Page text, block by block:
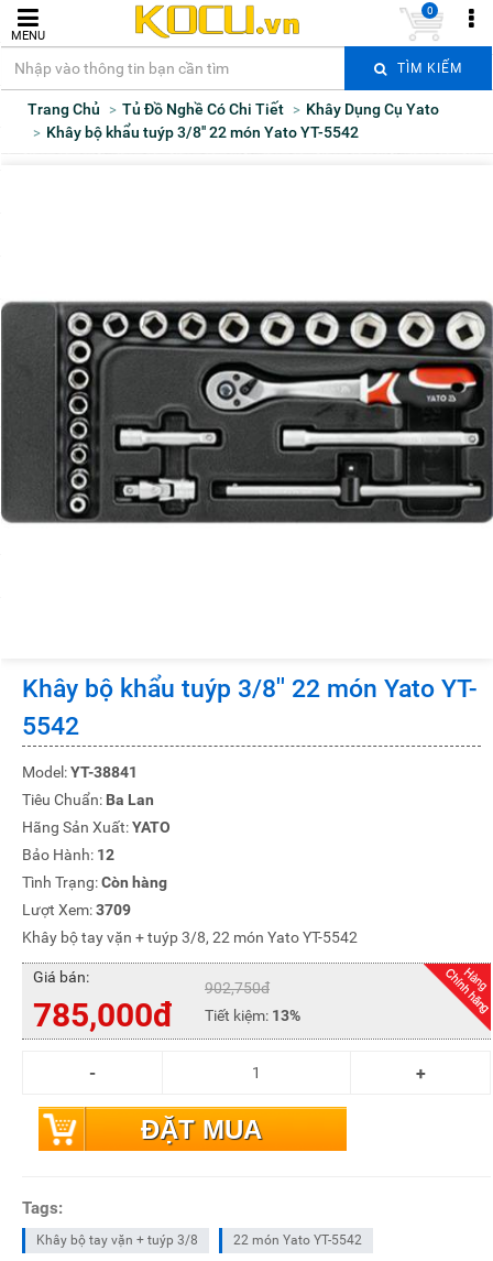
MENU
TÌM KIẾM
0
Trang Chủ Tủ Đồ Nghề Có Chi Tiết
Khây Dụng Cụ Yato
Khây bộ khẩu tuýp 3/8'' 22 món Yato YT-5542
Khây bộ khẩu tuýp 3/8'' 22 món Yato YT-
5542
Model:YT-38841
Tiêu Chuẩn: Ba Lan
Hãng Sản Xuất:YATO
Bảo Hành: 12
Tình Trạng:Còn hàng
Lượt Xem:3709
Khây bộ tay vặn + tuýp 3/8, 22 món Yato YT-5542
Giá bán:
785,000đ
902,750đ
Tiết kiệm: 13%
ĐẶT MUA
Tags:
Khây bộ tay vặn + tuýp 3/8 22 món Yato YT-5542